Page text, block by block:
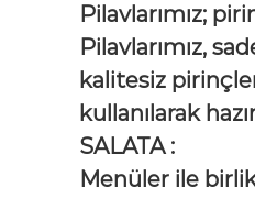
Pilavlarımız;
Pilavlarımız,
kalitesiz
kullanılarak
SALATA :
Menüler ile